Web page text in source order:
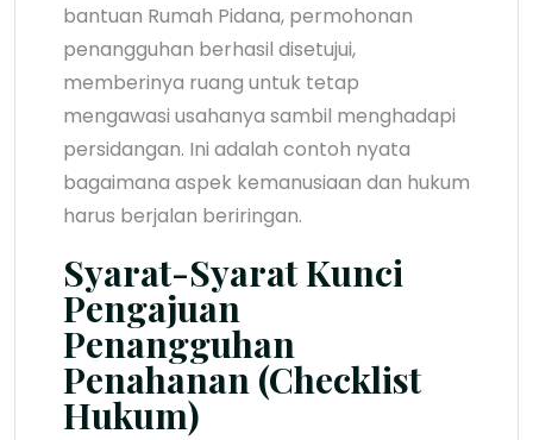
bantuan Rumah Pidana, permohonan
penangguhan berhasil disetujui,
memberinya ruang untuk tetap
mengawasi usahanya sambil menghadapi
persidangan. Ini adalah contoh nyata
bagaimana aspek kemanusiaan dan hukum
harus berjalan beriringan.
Syarat-Syarat Kunci
Pengajuan
Penangguhan
Penahanan (Checklist
Hukum)